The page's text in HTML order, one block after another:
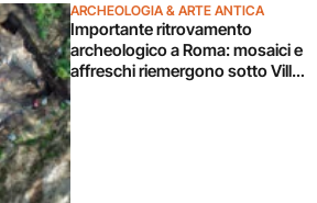
ARCHEOLOGIA & ARTE ANTICA
Importante ritrovamento
archeologico a Roma: mosaici e
affreschi riemergono sotto Villa